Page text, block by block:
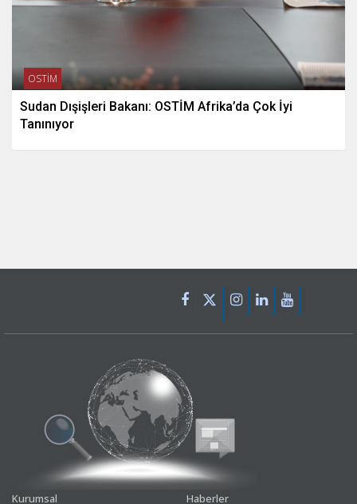
OSTİM
Sudan Dışişleri Bakanı: OSTİM Afrika’da Çok İyi
Tanınıyor
Kurumsal Haberler